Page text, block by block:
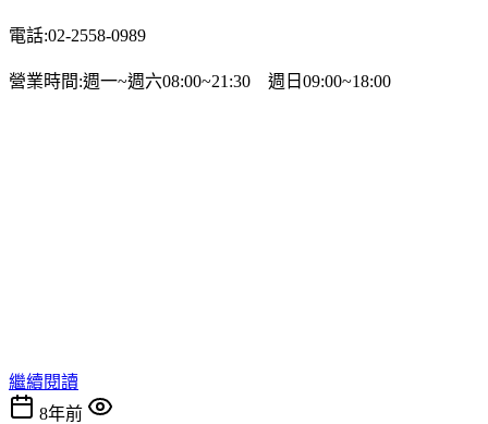
電話:02-2558-0989
營業時間:週一~週六08:00~21:30 週日09:00~18:00
繼續閱讀
8年前